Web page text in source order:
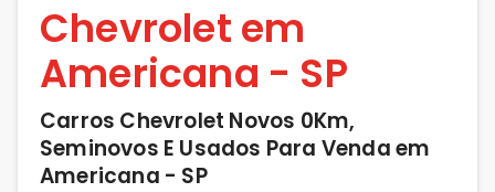
Chevrolet em
Americana - SP
Carros Chevrolet Novos 0Km,
Seminovos E Usados Para Venda em
Americana - SP